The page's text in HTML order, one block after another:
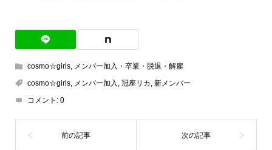
cosmo☆girls, メンバー加入・卒業・脱退・解雇
cosmo☆girls, メンバー加入 , 冠座リカ , 新メンバー
コメント: 0